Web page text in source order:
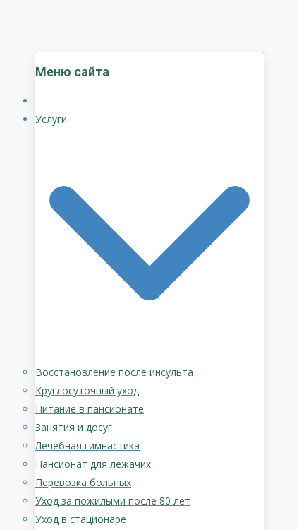
Меню сайта
Услуги
Восстановление после инсульта
Круглосуточный уход
Питание в пансионате
Занятия и досуг
Лечебная гимнастика
Пансионат для лежачих
Перевозка больных
Уход за пожилыми после 80 лет
Уход в стационаре